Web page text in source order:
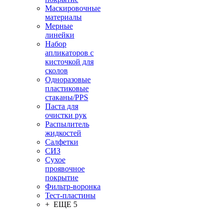
Маскировочные
материалы
Мерные
линейки
Набор
апликаторов с
кисточкой для
сколов
Одноразовые
пластиковые
стаканы/PPS
Паста для
очистки рук
Распылитель
жидкостей
Салфетки
СИЗ
Сухое
проявочное
покрытие
Фильтр-воронка
Тест-пластины
+ ЕЩЕ 5